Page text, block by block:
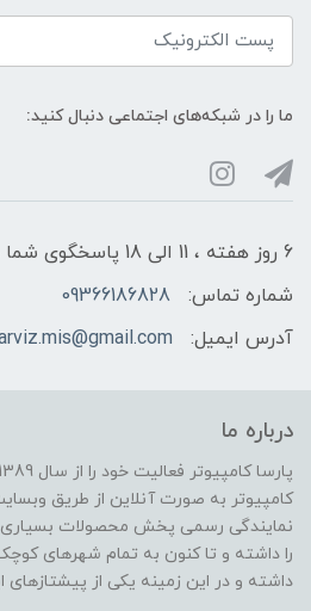
ما را در شبکه‌های اجتماعی دنبال کنید:
6 روز هفته ، 11 الی 18 پاسخگوی شما هستیم
شماره تماس:
09366186828
آدرس ایمیل:
درباره ما
نمایندگی رسمی پخش محصولات بسیاری
را داشته و تا کنون به تمام شهرهای کوچک
داشته و در این زمینه یکی از